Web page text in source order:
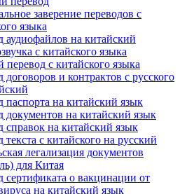
заверение переводов с
языка
аудиофайлов на китайский
с китайского языка
перевод с китайского языка
договоров и контрактов с русского
паспорта на китайский язык
документов на китайский язык
справок на китайский язык
текста с китайского на русский
легализация документов
для Китая
сертификата о вакцинации от
на китайский язык